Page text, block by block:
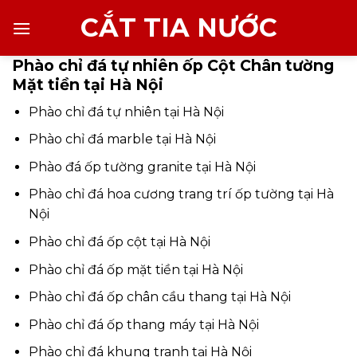
đến
dung
CẮT TIA NƯỚC
Phào chỉ đá tự nhiên ốp Cột Chân tường
Mặt tiền tại Hà Nội
Phào chỉ đá tự nhiên tại Hà Nội
Phào chỉ đá marble tại Hà Nội
Phào đá ốp tường granite tại Hà Nội
Phào chỉ đá hoa cương trang trí ốp tường tại Hà
Nội
Phào chỉ đá ốp cột tại Hà Nội
Phào chỉ đá ốp mặt tiền tại Hà Nội
Phào chỉ đá ốp chân cầu thang tại Hà Nội
Phào chỉ đá ốp thang máy tại Hà Nội
Phào chỉ đá khung tranh tại Hà Nội